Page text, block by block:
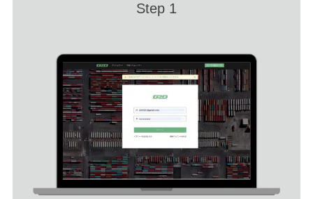
Step 1